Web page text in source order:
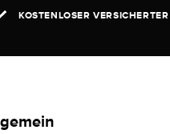
KOSTENLOSER